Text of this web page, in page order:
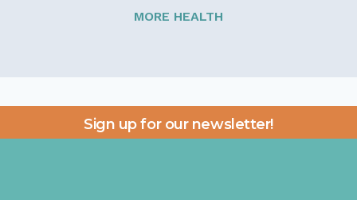
MORE HEALTH
Sign up for our newsletter!